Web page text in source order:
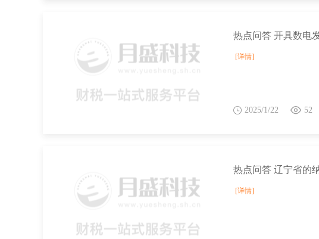
热点问答 开具数电
[详情]
2025/1/22 52
[详情]